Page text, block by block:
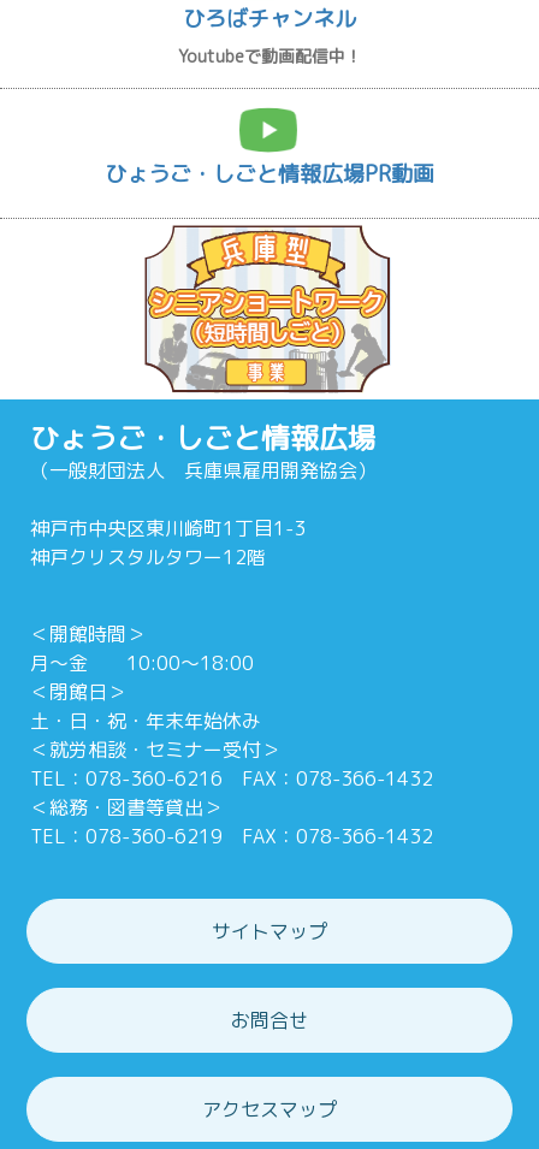
ひろばチャンネル
Youtubeで動画配信中！
ひょうご・しごと情報広場PR動画
ひょうご・しごと情報広場
（一般財団法人 兵庫県雇用開発協会）
神戸市中央区東川崎町1丁目1-3
神戸クリスタルタワー12階
＜開館時間＞
月～金 10:00～18:00
＜閉館日＞
土・日・祝・年末年始休み
＜就労相談・セミナー受付＞
TEL：078-360-6216 FAX：078-366-1432
＜総務・図書等貸出＞
TEL：078-360-6219 FAX：078-366-1432
サイトマップ
お問合せ
アクセスマップ